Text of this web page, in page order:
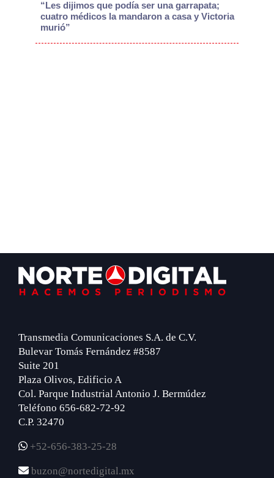
“Les dijimos que podía ser una garrapata;
cuatro médicos la mandaron a casa y Victoria
murió”
Footer
Transmedia Comunicaciones S.A. de C.V.
Bulevar Tomás Fernández #8587
Suite 201
Plaza Olivos, Edificio A
Col. Parque Industrial Antonio J. Bermúdez
Teléfono 656-682-72-92
C.P. 32470
+52-656-383-25-28
buzon@nortedigital.mx